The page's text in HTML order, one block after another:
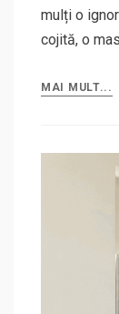
mulți o
cojită, o
MAI MULT...